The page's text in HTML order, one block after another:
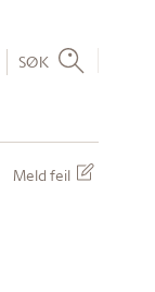
SØK
Meld feil